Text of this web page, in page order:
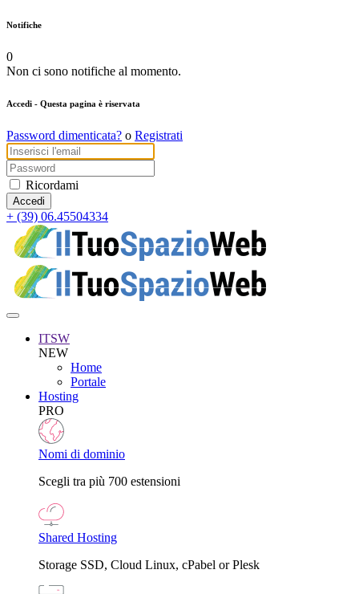
Notifiche
0
Non ci sono notifiche al momento.
Accedi - Questa pagina è riservata
Password dimenticata? o Registrati
Ricordami
+ (39) 06.45504334
ITSW
NEW
Home
Portale
Hosting
PRO
Nomi di dominio
Scegli tra più 700 estensioni
Shared Hosting
Storage SSD, Cloud Linux, cPabel or Plesk